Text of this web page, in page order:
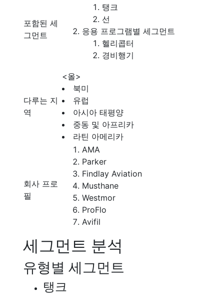
포함된 세
그먼트
탱크
선
응용 프로그램별 세그먼트
헬리콥터
경비행기
다루는 지
역
<올>
북미
유럽
아시아 태평양
중동 및 아프리카
라틴 아메리카
회사 프로
필
AMA
Parker
Findlay Aviation
Musthane
Westmor
ProFlo
Avifil
세그먼트 분석
유형별 세그먼트
탱크